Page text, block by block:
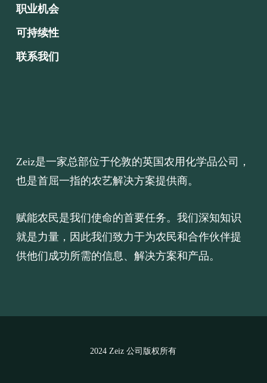
职业机会
可持续性
联系我们
Zeiz是一家总部位于伦敦的英国农用化学品公司，
也是首屈一指的农艺解决方案提供商。
赋能农民是我们使命的首要任务。我们深知知识
就是力量，因此我们致力于为农民和合作伙伴提
供他们成功所需的信息、解决方案和产品。
2024 Zeiz 公司版权所有